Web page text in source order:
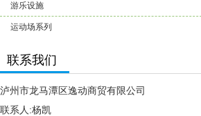
游乐设施
运动场系列
联系我们
泸州市龙马潭区逸动商贸有限公司
联系人:杨凯